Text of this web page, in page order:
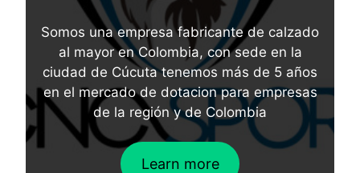
Somos una empresa fabricante de calzado
al mayor en Colombia, con sede en la
ciudad de Cúcuta tenemos más de 5 años
en el mercado de dotacion para empresas
de la región y de Colombia
Learn more